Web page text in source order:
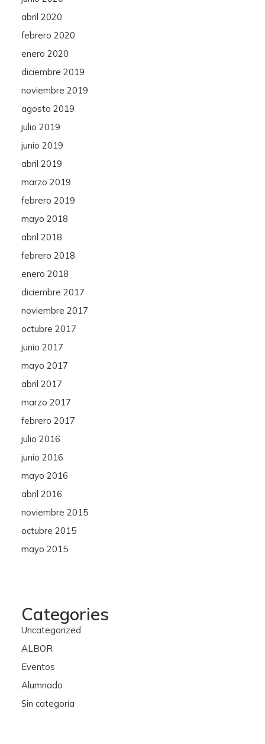
abril 2020
febrero 2020
enero 2020
diciembre 2019
noviembre 2019
agosto 2019
julio 2019
junio 2019
abril 2019
marzo 2019
febrero 2019
mayo 2018
abril 2018
febrero 2018
enero 2018
diciembre 2017
noviembre 2017
octubre 2017
junio 2017
mayo 2017
abril 2017
marzo 2017
febrero 2017
julio 2016
junio 2016
mayo 2016
abril 2016
noviembre 2015
octubre 2015
mayo 2015
Categories
Uncategorized
ALBOR
Eventos
Alumnado
Sin categoría